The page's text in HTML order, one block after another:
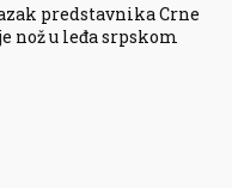
predstavnika Crne
nož u leđa srpskom